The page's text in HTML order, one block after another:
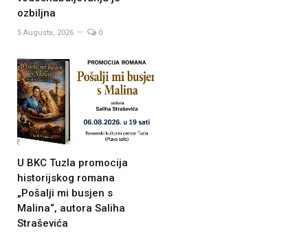
ozbiljna
5 Augusta, 2026 0
U BKC Tuzla promocija
historijskog romana
„Pošalji mi busjen s
Malina“, autora Saliha
Straševića